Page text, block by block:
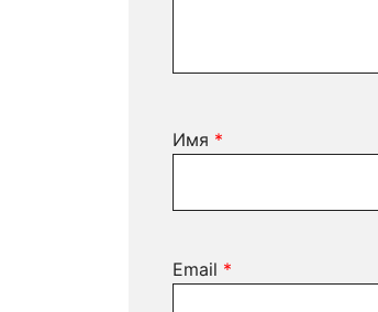
Имя *
Email *